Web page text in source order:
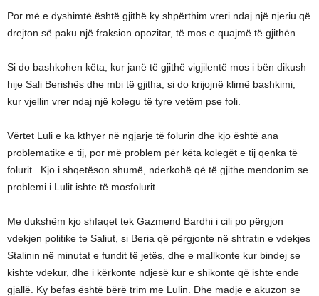
Por më e dyshimtë është gjithë ky shpërthim vreri ndaj një njeriu që
drejton së paku një fraksion opozitar, të mos e quajmë të gjithën.
Si do bashkohen këta, kur janë të gjithë vigjilentë mos i bën dikush
hije Sali Berishës dhe mbi të gjitha, si do krijojnë klimë bashkimi,
kur vjellin vrer ndaj një kolegu të tyre vetëm pse foli.
Vërtet Luli e ka kthyer në ngjarje të folurin dhe kjo është ana
problematike e tij, por më problem për këta kolegët e tij qenka të
folurit. Kjo i shqetëson shumë, nderkohë që të gjithe mendonim se
problemi i Lulit ishte të mosfolurit.
Me dukshëm kjo shfaqet tek Gazmend Bardhi i cili po përgjon
vdekjen politike te Saliut, si Beria që përgjonte në shtratin e vdekjes
Stalinin në minutat e fundit të jetës, dhe e mallkonte kur bindej se
kishte vdekur, dhe i kërkonte ndjesë kur e shikonte që ishte ende
gjallë. Ky befas është bërë trim me Lulin. Dhe madje e akuzon se